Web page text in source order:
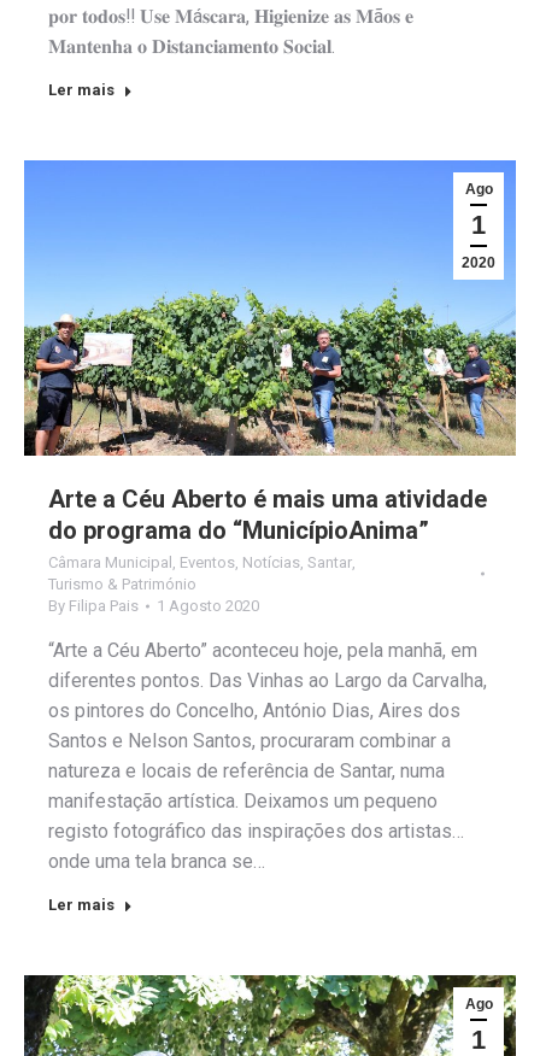
𝐩𝐨𝐫 𝐭𝐨𝐝𝐨𝐬‼️ 𝐔𝐬𝐞 𝐌á𝐬𝐜𝐚𝐫𝐚, 𝐇𝐢𝐠𝐢𝐞𝐧𝐢𝐳𝐞 𝐚𝐬 𝐌ã𝐨𝐬 𝐞
𝐌𝐚𝐧𝐭𝐞𝐧𝐡𝐚 𝐨 𝐃𝐢𝐬𝐭𝐚𝐧𝐜𝐢𝐚𝐦𝐞𝐧𝐭𝐨 𝐒𝐨𝐜𝐢𝐚𝐥.
Ler mais
Ago
1
2020
Arte a Céu Aberto é mais uma atividade
do programa do “MunicípioAnima”
Câmara Municipal Eventos Notícias Santar
Turismo & Património
By Filipa Pais 1 Agosto 2020
“Arte a Céu Aberto” aconteceu hoje, pela manhã, em
diferentes pontos. Das Vinhas ao Largo da Carvalha,
os pintores do Concelho, António Dias, Aires dos
Santos e Nelson Santos, procuraram combinar a
natureza e locais de referência de Santar, numa
manifestação artística. Deixamos um pequeno
registo fotográfico das inspirações dos artistas…
onde uma tela branca se…
Ler mais
Ago
1